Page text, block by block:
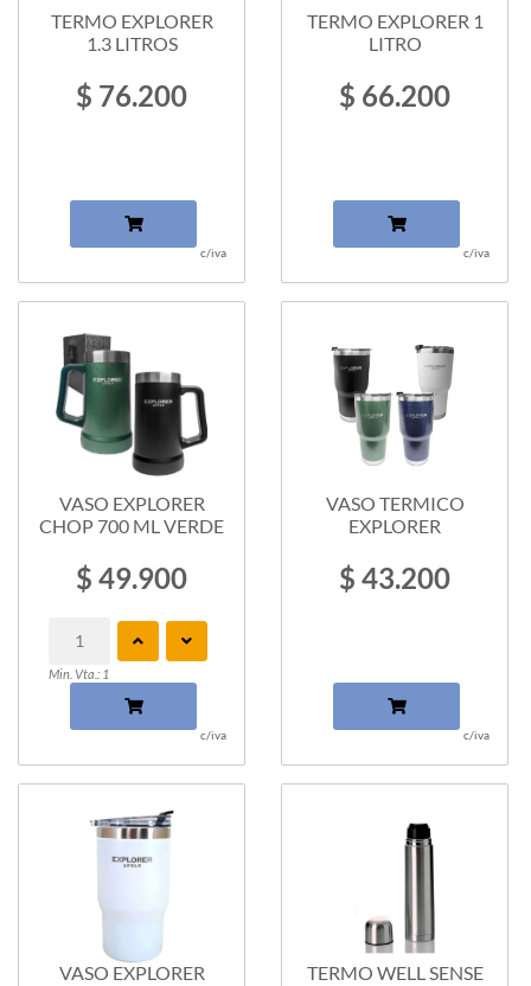
TERMO EXPLORER
1.3 LITROS
$ 76.200
c/iva
TERMO EXPLORER 1
LITRO
$ 66.200
c/iva
VASO EXPLORER
CHOP 700 ML VERDE
$ 49.900
Min. Vta.: 1
c/iva
VASO TERMICO
EXPLORER
$ 43.200
c/iva
VASO EXPLORER
TERMO WELL SENSE